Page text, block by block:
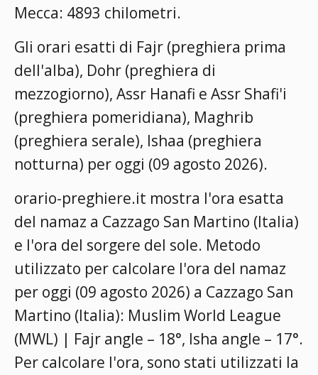
Mecca: 4893 chilometri.
Gli orari esatti di Fajr (preghiera prima
dell'alba), Dohr (preghiera di
mezzogiorno), Assr Hanafi e Assr Shafi'i
(preghiera pomeridiana), Maghrib
(preghiera serale), Ishaa (preghiera
notturna) per oggi (09 agosto 2026).
orario-preghiere.it mostra l'ora esatta
del namaz a Cazzago San Martino (Italia)
e l'ora del sorgere del sole. Metodo
utilizzato per calcolare l'ora del namaz
per oggi (09 agosto 2026) a Cazzago San
Martino (Italia): Muslim World League
(MWL) | Fajr angle – 18°, Isha angle – 17°.
Per calcolare l'ora, sono stati utilizzati la